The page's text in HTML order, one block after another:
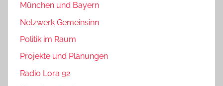
München und Bayern
Netzwerk Gemeinsinn
Politik im Raum
Projekte und Planungen
Radio Lora 92